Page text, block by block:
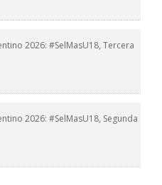
2026: #SelMasU18, Tercera
2026: #SelMasU18, Segunda